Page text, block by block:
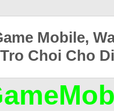
Mobile,
Choi Cho